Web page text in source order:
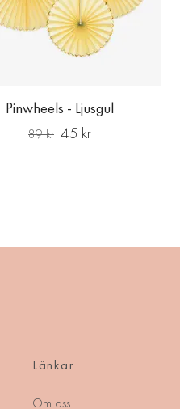
Pinwheels - Ljusgul
89 kr 45 kr
Länkar
Om oss